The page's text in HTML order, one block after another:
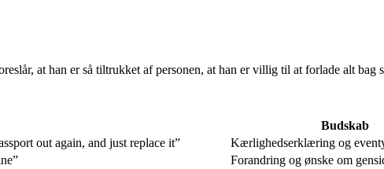
at han er så tiltrukket af personen, at han er villig til at forlade alt bag
Budskab
out again, and just replace it”
Kærlighedserklæring og
Forandring og ønske om